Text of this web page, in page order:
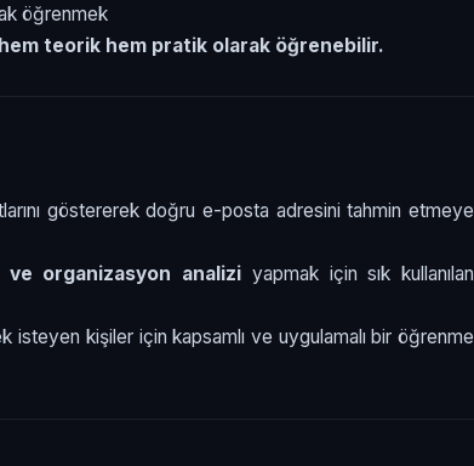
öğrenmek
hem teorik hem pratik olarak öğrenebilir.
göstererek doğru e-posta adresini tahmin etmeye
organizasyon analizi yapmak için sık kullanılan
isteyen kişiler için kapsamlı ve uygulamalı bir öğrenme